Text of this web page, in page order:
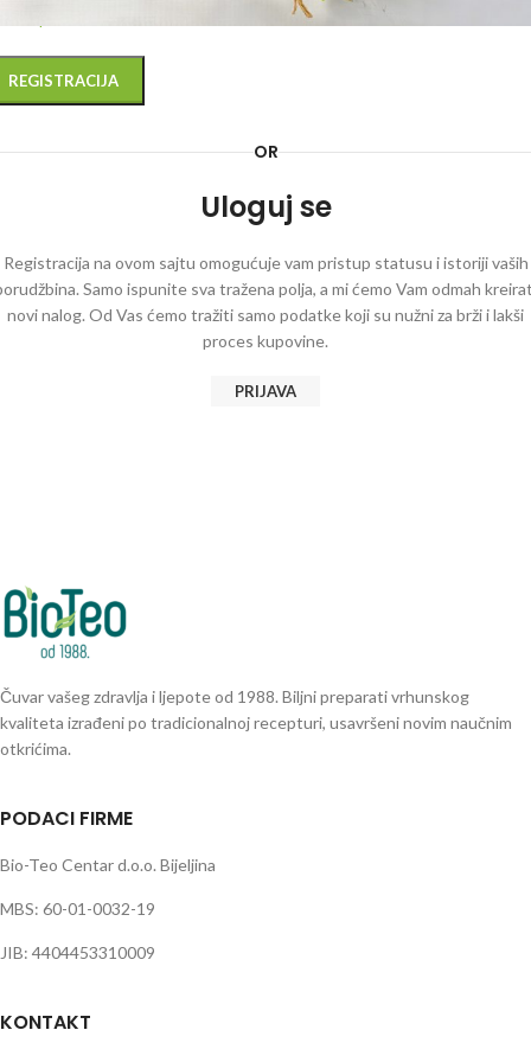
REGISTRACIJA
OR
Uloguj se
Registracija na ovom sajtu omogućuje vam pristup statusu i istoriji vaših
Samo ispunite sva tražena polja, a mi ćemo Vam odmah
novi nalog. Od Vas ćemo tražiti samo podatke koji su nužni za brži i lakši
proces kupovine.
PRIJAVA
Čuvar vašeg zdravlja i ljepote od 1988. Biljni preparati vrhunskog
kvaliteta izrađeni po tradicionalnoj recepturi, usavršeni novim naučnim
otkrićima.
PODACI FIRME
Bio-Teo Centar d.o.o. Bijeljina
MBS: 60-01-0032-19
JIB: 4404453310009
KONTAKT